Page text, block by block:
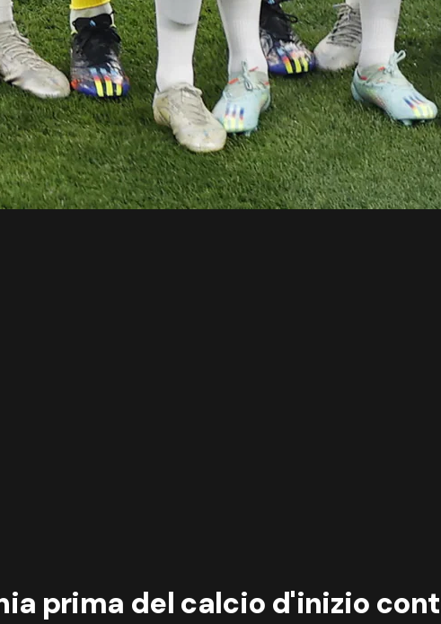
prima del calcio d'inizio